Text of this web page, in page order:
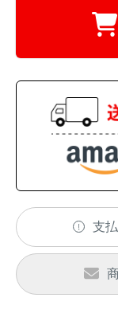
支
アライグマ
サル対策
クマ対策
タヌキ対策
アナグマ対策